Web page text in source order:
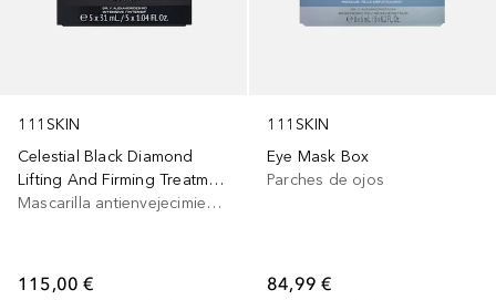
111SKIN
Celestial Black Diamond
Lifting And Firming Treatment Mask
Mascarilla antienvejecimiento
115,00 €
111SKIN
Eye Mask Box
Parches de ojos
84,99 €